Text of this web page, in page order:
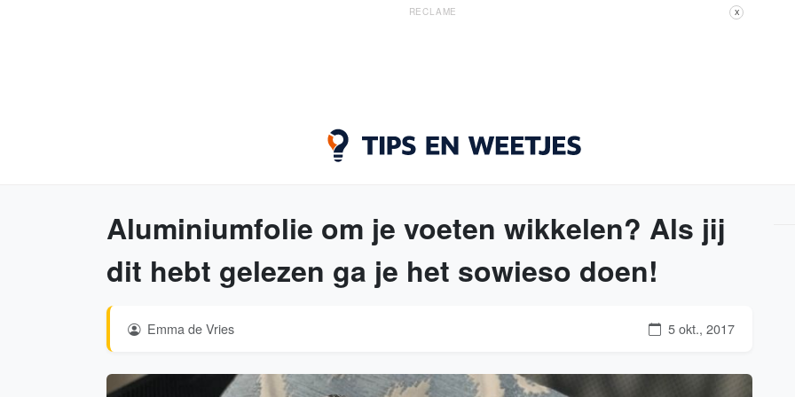
RECLAME X
Aluminiumfolie om je voeten wikkelen? Als jij
dit hebt gelezen ga je het sowieso doen!
Emma de Vries 5 okt., 2017